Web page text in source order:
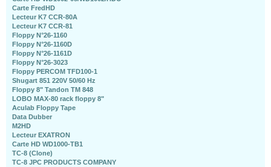
Carte FredHD
Lecteur K7 CCR-80A
Lecteur K7 CCR-81
Floppy N°26-1160
Floppy N°26-1160D
Floppy N°26-1161D
Floppy N°26-3023
Floppy PERCOM TFD100-1
Shugart 851 220V 50/60 Hz
Floppy 8" Tandon TM 848
LOBO MAX-80 rack floppy 8"
Aculab Floppy Tape
Data Dubber
M2HD
Lecteur EXATRON
Carte HD WD1000-TB1
TC-8 (Clone)
TC-8 JPC PRODUCTS COMPANY